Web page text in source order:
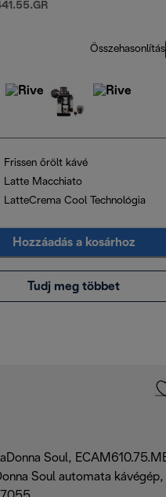
Összehasonlítás
Frissen őrölt kávé
Latte Macchiato
LatteCrema Cool Technológia
Hozzáadás a kosárhoz
Tudj meg többet